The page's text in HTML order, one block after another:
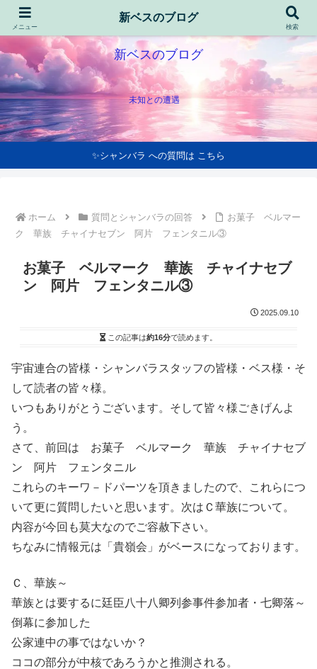
新ベスのブログ
未知との遭遇
✨シャンバラ への質問は こちら
ホーム 質問とシャンバラの回答
お菓子 ベルマー
ク 華族 チャイナセブン 阿片 フェンタニル③
お菓子 ベルマーク 華族 チャイナセブ
ン 阿片 フェンタニル③
2025.09.10
この記事は約16分で読めます。
宇宙連合の皆様・シャンバラスタッフの皆様・ベス様・そ
して読者の皆々様。
いつもありがとうございます。そして皆々様ごきげんよ
う。
さて、前回は お菓子 ベルマーク 華族 チャイナセブ
ン 阿片 フェンタニル
これらのキーワ－ドパーツを頂きましたので、これらにつ
いて更に質問したいと思います。次はＣ華族について。
内容が今回も莫大なのでご容赦下さい。
ちなみに情報元は「貴嶺会」がベースになっております。
Ｃ、華族～
華族とは要するに廷臣八十八卿列参事件参加者・七卿落～
倒幕に参加した
公家連中の事ではないか？
ココの部分が中核であろうかと推測される。
メニュー
新ベスのブログ
検索